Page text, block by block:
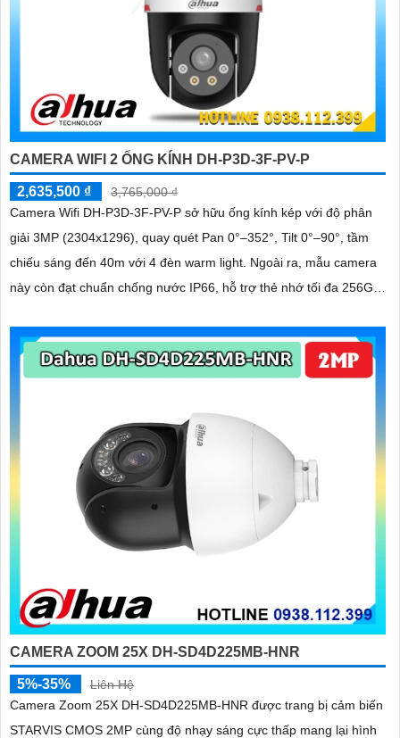
CAMERA WIFI 2 ỐNG KÍNH DH-P3D-3F-PV-P
2,635,500 ₫
3,765,000 ₫
Camera Wifi DH-P3D-3F-PV-P sở hữu ống kính kép với độ phân
giải 3MP (2304x1296), quay quét Pan 0°–352°, Tilt 0°–90°, tầm
chiếu sáng đến 40m với 4 đèn warm light. Ngoài ra, mẫu camera
này còn đạt chuẩn chống nước IP66, hỗ trợ thẻ nhớ tối đa 256GB,
CAMERA ZOOM 25X DH-SD4D225MB-HNR
5%-35%
Liên Hệ
Camera Zoom 25X DH-SD4D225MB-HNR được trang bị cảm biến
STARVIS CMOS 2MP cùng độ nhạy sáng cực thấp mang lại hình